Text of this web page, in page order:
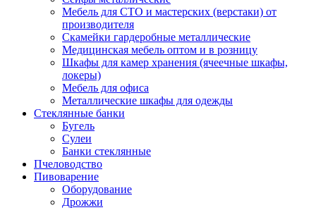
Мебель для СТО и мастерских (верстаки) от
производителя
Скамейки гардеробные металлические
Медицинская мебель оптом и в розницу
Шкафы для камер хранения (ячеечные шкафы,
локеры)
Мебель для офиса
Металлические шкафы для одежды
Стеклянные банки
Бугель
Сулеи
Банки стеклянные
Пчеловодство
Пивоварение
Оборудование
Дрожжи